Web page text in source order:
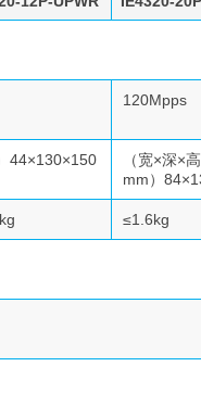
120Mpps
44×130×150
（宽×深×
mm）
≤1.6kg